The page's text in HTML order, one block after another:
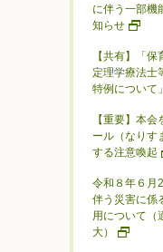
に伴う一部機
知らせ
【共有】「
定理学療法士
特例について
【重要】本
ール（なりす
する注意喚起
令和８年６月
伴う災害に係
用について（
大）